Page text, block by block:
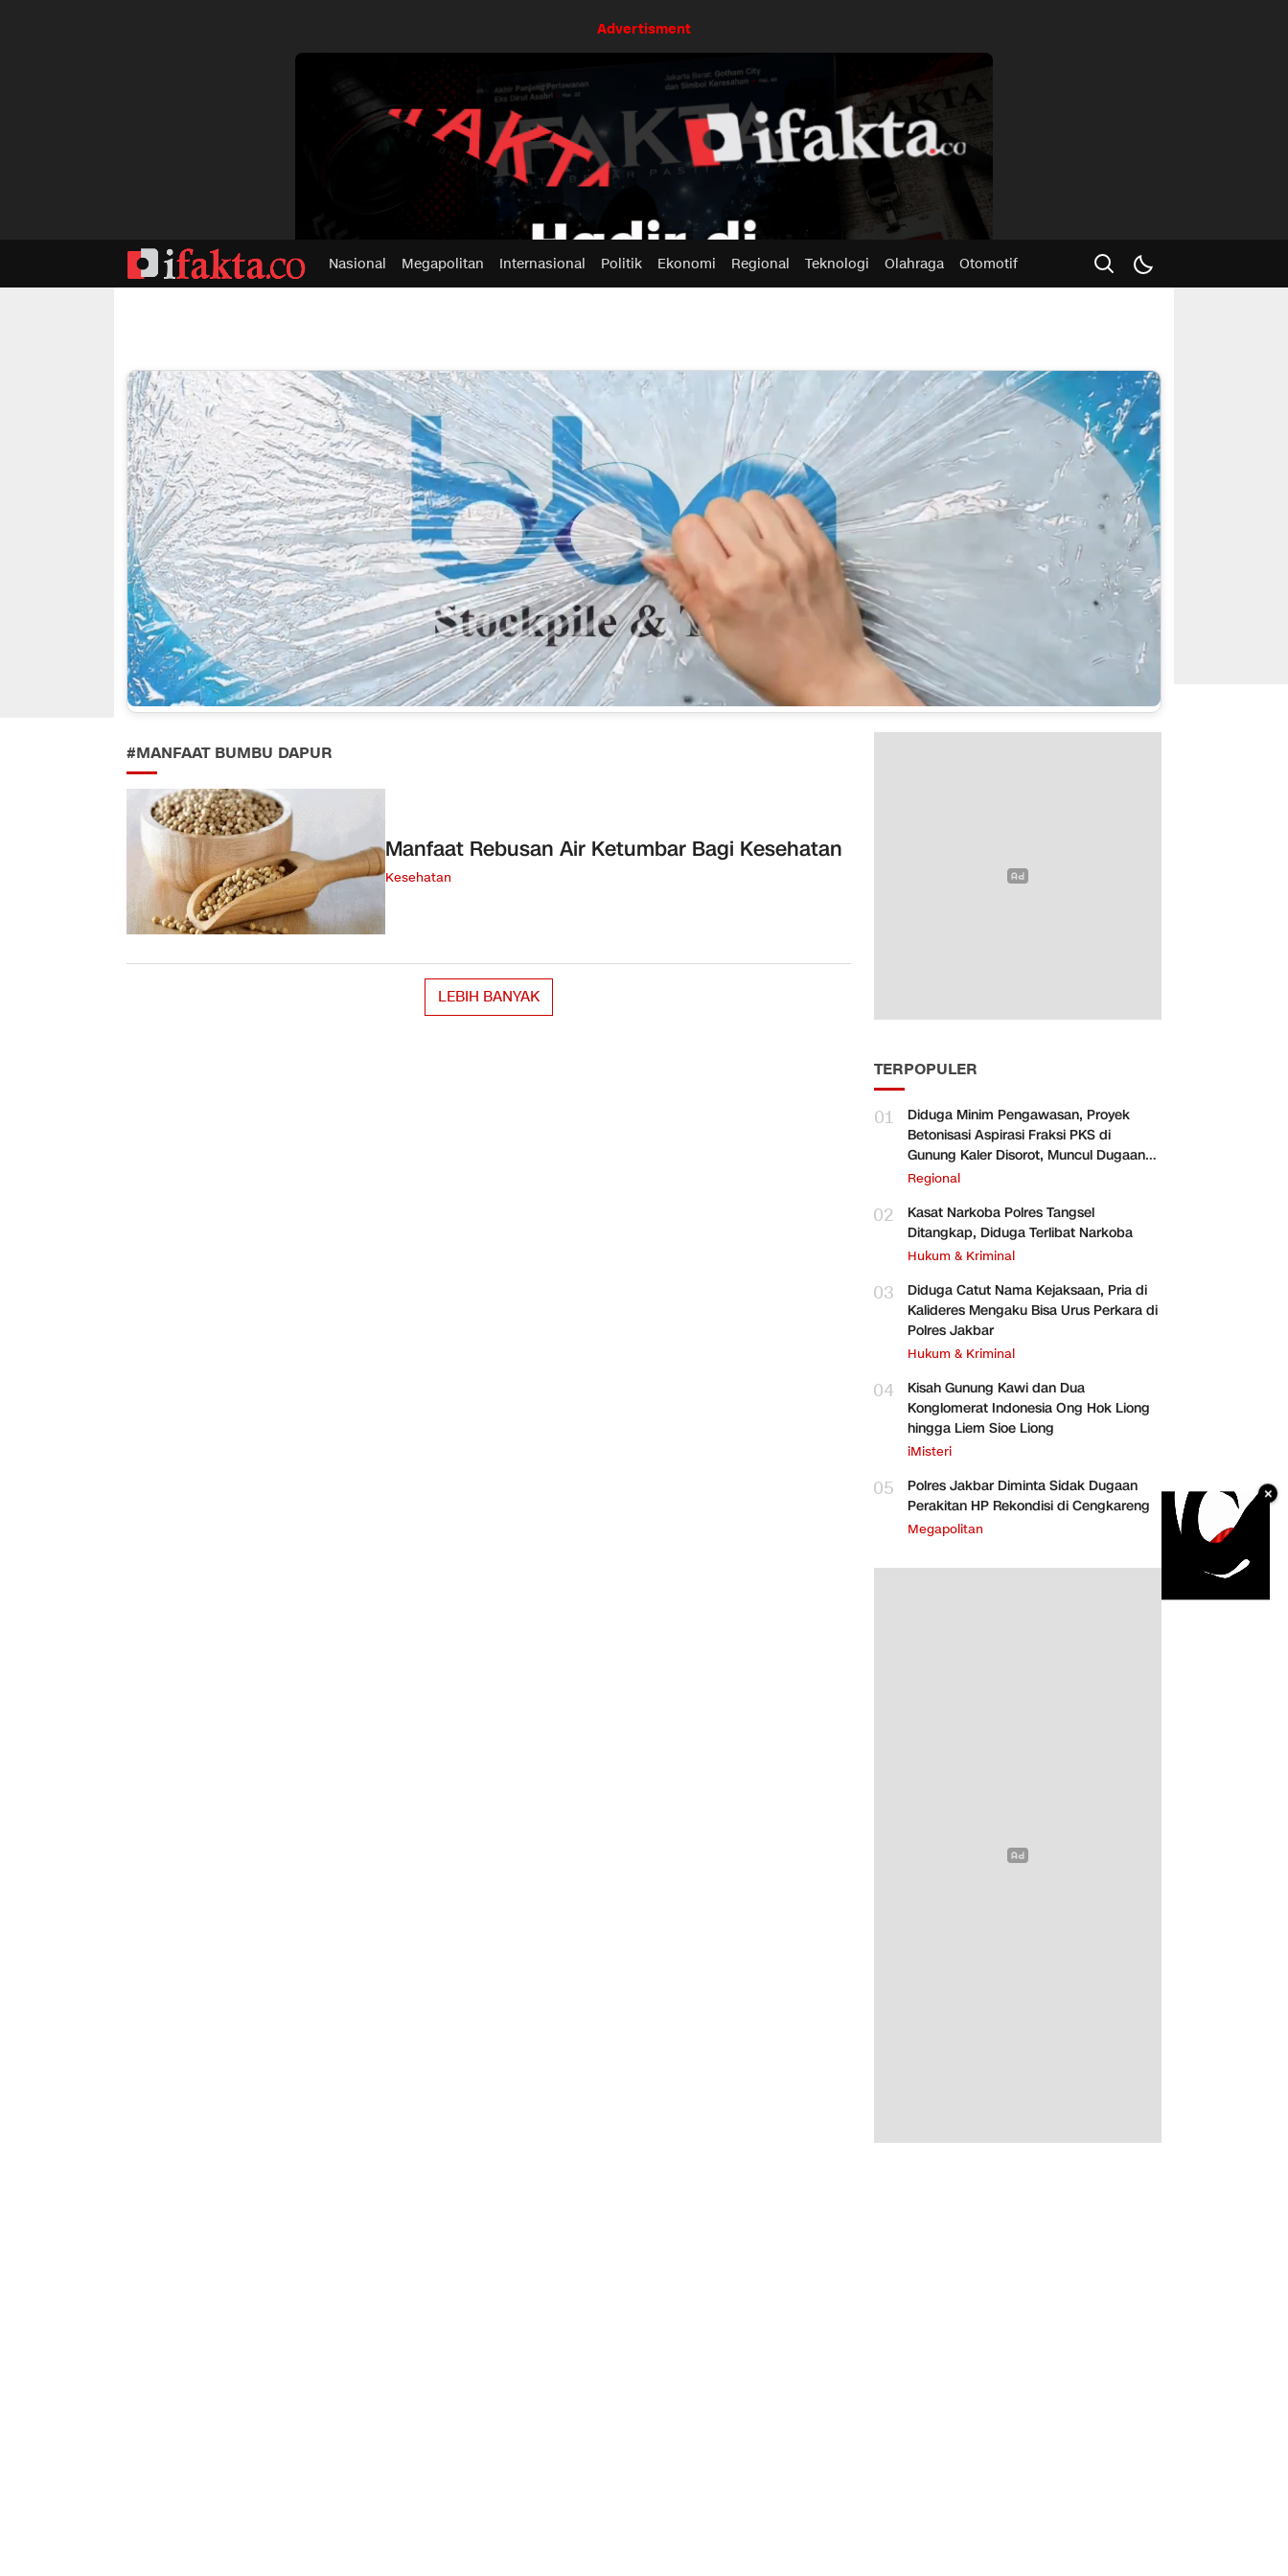
Advertisment
Nasional Megapolitan Internasional Politik Ekonomi Regional Teknologi Olahraga Otomotif
#MANFAAT BUMBU DAPUR
Manfaat Rebusan Air Ketumbar Bagi Kesehatan
Kesehatan
LEBIH BANYAK
TERPOPULER
01
Diduga Minim Pengawasan, Proyek
Betonisasi Aspirasi Fraksi PKS di
Gunung Kaler Disorot, Muncul Dugaan
Pengurangan Volume
Regional
02
Kasat Narkoba Polres Tangsel
Ditangkap, Diduga Terlibat Narkoba
Hukum & Kriminal
03
Diduga Catut Nama Kejaksaan, Pria di
Kalideres Mengaku Bisa Urus Perkara di
Polres Jakbar
Hukum & Kriminal
04
Kisah Gunung Kawi dan Dua
Konglomerat Indonesia Ong Hok Liong
hingga Liem Sioe Liong
iMisteri
05
Polres Jakbar Diminta Sidak Dugaan
Perakitan HP Rekondisi di Cengkareng
Megapolitan
×